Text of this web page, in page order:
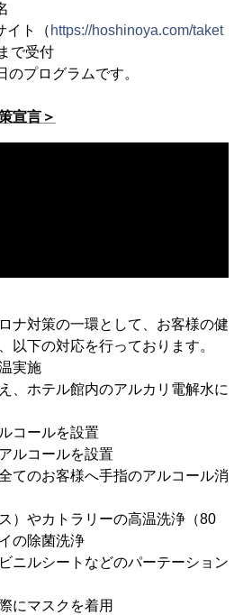
ト（ https://hoshinoya.com/taket
で受付
ログラムです。
宣言＞
ナ対策の一環として、お客様の健
以下の対応を行っております。
実施
、ホテル館内のアルカリ電解水に
コールを設置
ルコールを設置
てのお客様へ手指のアルコール消
）やカトラリーの高温洗浄（80
の除菌洗浄
ニルシートなどのパーテーション
にマスクを着用